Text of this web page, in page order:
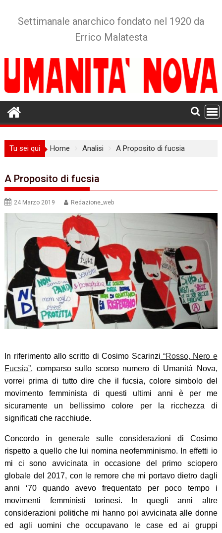
Settimanale anarchico fondato nel 1920 da
Errico Malatesta
Tu sei qui Home Analisi A Proposito di fucsia
A Proposito di fucsia
24 Marzo 2019 Redazione_web
In riferimento allo scritto di Cosimo Scarinzi “Rosso, Nero e
Fucsia”, comparso sullo scorso numero di Umanità Nova,
vorrei prima di tutto dire che il fucsia, colore simbolo del
movimento femminista di questi ultimi anni è per me
sicuramente un bellissimo colore per la ricchezza di
significati che racchiude.
Concordo in generale sulle considerazioni di Cosimo
rispetto a quello che lui nomina neofemminismo. In effetti io
mi ci sono avvicinata in occasione del primo sciopero
globale del 2017, con le remore che mi portavo dietro dagli
anni ‘70 quando avevo frequentato per poco tempo i
movimenti femministi torinesi. In quegli anni altre
considerazioni politiche mi hanno poi avvicinata alle donne
ed agli uomini che occupavano le case ed ai gruppi